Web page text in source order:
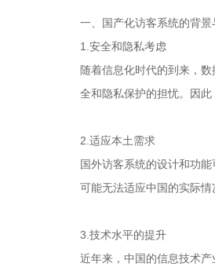
一、国产化访客系统的背景
1.安全和隐私考虑
随着信息化时代的到来，
全和隐私保护的担忧。因
2.适应本土需求
国外访客系统的设计和功
可能无法适应中国的实际
3.技术水平的提升
近年来，中国的信息技术